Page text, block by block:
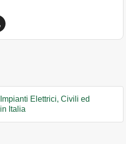
Impianti Elettrici, Civili ed
Italia